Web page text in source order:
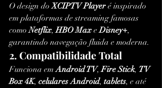
O design do XCIPTV Player é inspirado
em plataformas de streaming famosas
como Netflix, HBO Max e Disney+,
garantindo navegação fluida e moderna.
2. Compatibilidade Total
Funciona em Android TV, Fire Stick, TV
Box 4K, celulares Android, tablets, e até